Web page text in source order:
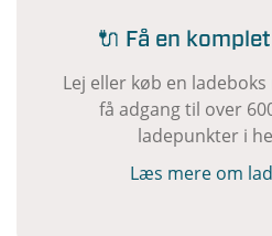
🔌 Få en
Lej eller køb en
få adgang til over
ladepunkter i
Læs mere om